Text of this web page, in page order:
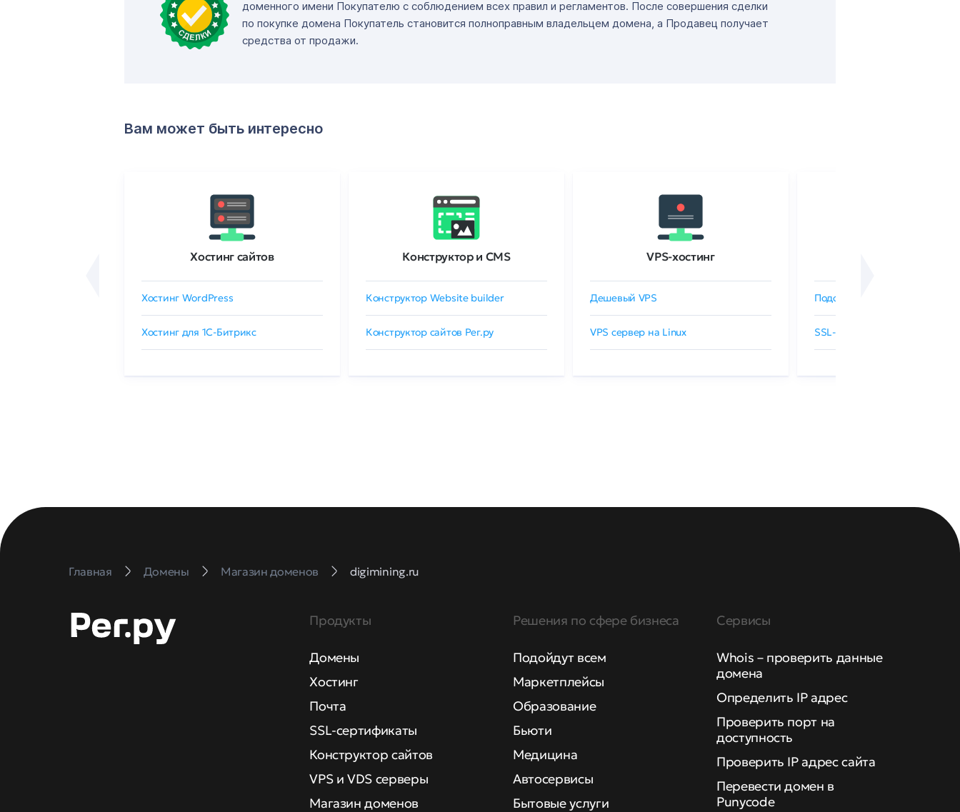
доменного имени Покупателю с соблюдением всех правил и регламентов. После совершения сделки
по покупке домена Покупатель становится полноправным владельцем домена, а Продавец получает
средства от продажи.
Вам может быть интересно
Хостинг сайтов
Хостинг WordPress
Хостинг для 1C-Битрикс
Конструктор и CMS
Конструктор Website builder
Конструктор сайтов Рег.ру
VPS-хостинг
Дешевый VPS
VPS сервер на Linux
Подобрать SSL-сертификат
SSL-сертификаты GlobalSign
Главная Домены Магазин доменов digimining.ru
Продукты
Домены
Хостинг
Почта
SSL-сертификаты
Конструктор сайтов
VPS и VDS серверы
Магазин доменов
Решения по сфере бизнеса
Подойдут всем
Маркетплейсы
Образование
Бьюти
Медицина
Автосервисы
Бытовые услуги
Сервисы
Whois – проверить данные
домена
Определить IP адрес
Проверить порт на
доступность
Проверить IP адрес сайта
Перевести домен в
Punycode